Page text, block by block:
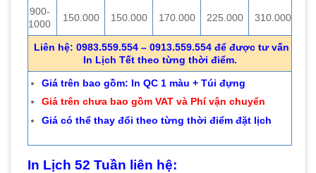
900-
1000
150.000 150.000 170.000 225.000 310.000
Liên hệ: 0983.559.554 – 0913.559.554 để được tư vấn
In Lịch Tết theo từng thời điểm.
Giá trên bao gồm: In QC 1 màu + Túi đựng
Giá trên chưa bao gồm VAT và Phí vận chuyển
Giá có thể thay đổi theo từng thời điểm đặt lịch
In Lịch 52 Tuần liên hệ: